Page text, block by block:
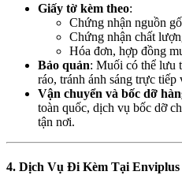
Giấy tờ kèm theo:
Chứng nhận nguồn
Chứng nhận chất
Hóa đơn, hợp đồng
Bảo quản: Muối có thể lưu
ráo, tránh ánh sáng trực tiếp
Vận chuyển và bốc dỡ
toàn quốc, dịch vụ bốc dỡ
tận nơi.
4. Dịch Vụ Đi Kèm Tại Enviplus